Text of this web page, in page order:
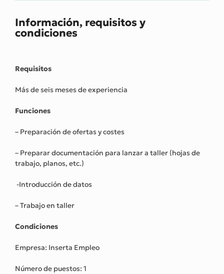
Información, requisitos y
condiciones
Requisitos
Más de seis meses de experiencia
Funciones
– Preparación de ofertas y costes
– Preparar documentación para lanzar a taller (hojas de
trabajo, planos, etc.)
-Introducción de datos
– Trabajo en taller
Condiciones
Empresa: Inserta Empleo
Número de puestos: 1